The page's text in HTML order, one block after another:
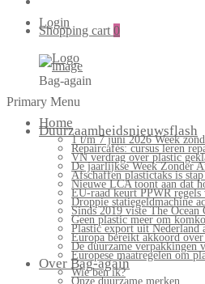
Login
Shopping cart 0
Bag-again
Primary Menu
Home
Duurzaamheidsnieuwsflash
1 t/m 7 juni 2026 Week
Repaircafés: cursus leren
VN verdrag over plastic
De jaarlijkse Week Zonder
Afschaffen plastictaks is
Nieuwe LCA toont aan dat
EU-raad keurt PPWR
Droppie statiegeldmachine
Sinds 2019 viste The
Geen plastic meer om
Plastic export uit Nederland
Europa bereikt akkoord
De duurzame verpakkingen
Europese maatregelen om
Over Bag-again
Wie ben ik?
Onze duurzame merken